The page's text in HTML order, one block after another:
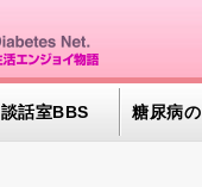
談話室BBS 糖尿病